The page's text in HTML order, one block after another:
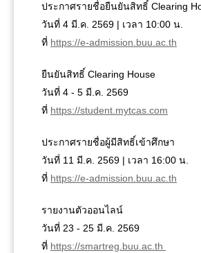
ประกาศรายชื่อยืนยันสิทธิ์ Clearing
วันที่ 4 มี.ค. 2569 | เวลา 10:00 น.
ที่ https://e-admission.buu.ac.th
ยืนยันสิทธิ์ Clearing House
วันที่ 4 - 5 มี.ค. 2569
ที่ https://student.mytcas.com
ประกาศรายชื่อผู้มีสิทธิ์เข้าศึกษา
วันที่ 11 มี.ค. 2569 | เวลา 16:00 น.
ที่ https://e-admission.buu.ac.th
รายงานตัวออนไลน์
วันที่ 23 - 25 มี.ค. 2569
ที่ https://smartreg.buu.ac.th